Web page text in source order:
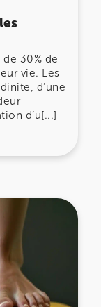
30% de
vie. Les
d’une
d’u[...]